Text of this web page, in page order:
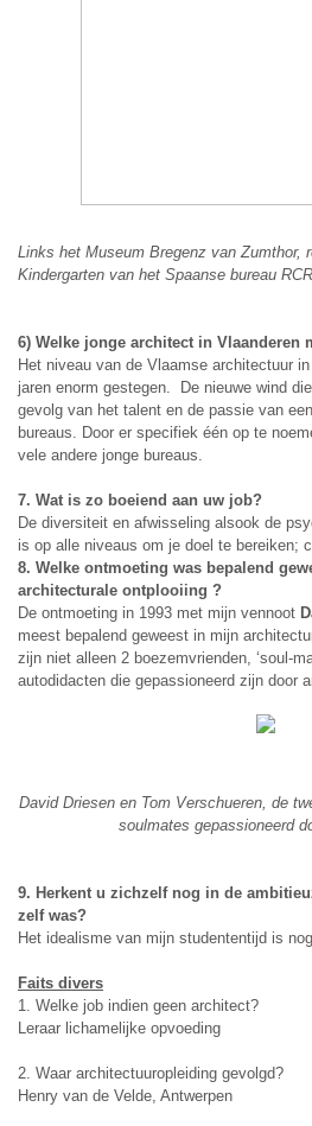
Links het Museum Bregenz van Zumthor,
Kindergarten van het Spaanse bureau
6) Welke jonge architect in Vlaanderen
Het niveau van de Vlaamse architectuur
jaren enorm gestegen. De nieuwe wind
gevolg van het talent en de passie van
bureaus. Door er specifiek één op te
vele andere jonge bureaus.
7. Wat is zo boeiend aan uw job?
De diversiteit en afwisseling alsook de
is op alle niveaus om je doel te bereiken;
8. Welke ontmoeting was bepalend
architecturale ontplooiing ?
De ontmoeting in 1993 met mijn vennoot
meest bepalend geweest in mijn
zijn niet alleen 2 boezemvrienden, ‘soul-
autodidacten die gepassioneerd zijn door
David Driesen en Tom Verschueren, de
soulmates gepassioneerd
9. Herkent u zichzelf nog in de
zelf was?
Het idealisme van mijn studententijd is
Faits divers
1. Welke job indien geen architect?
Leraar lichamelijke opvoeding
2. Waar architectuuropleiding gevolgd?
Henry van de Velde, Antwerpen